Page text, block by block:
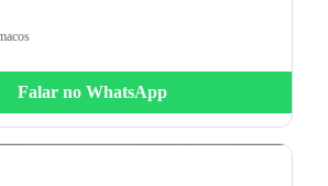
Falar no WhatsApp